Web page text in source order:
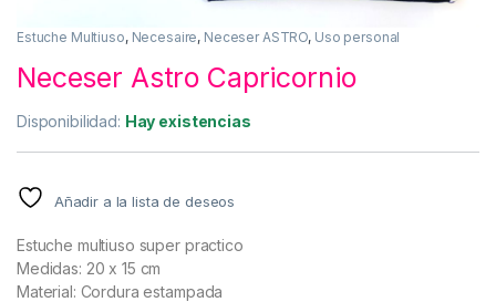
Estuche Multiuso, Necesaire, Neceser ASTRO, Uso personal
Neceser Astro Capricornio
Disponibilidad: Hay existencias
Añadir a la lista de deseos
Estuche multiuso super practico
Medidas: 20 x 15 cm
Material: Cordura estampada